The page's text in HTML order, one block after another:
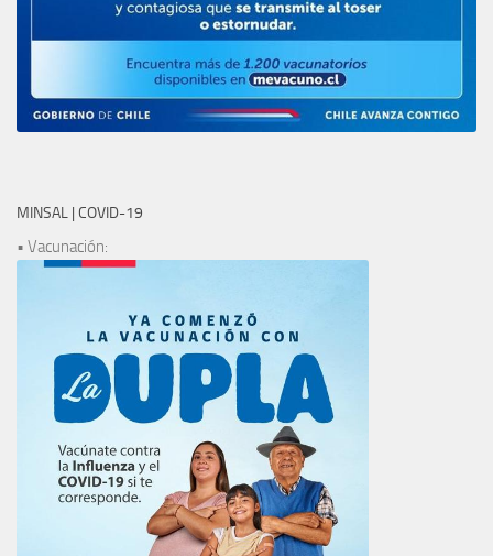
MINSAL | COVID-19
• Vacunación: